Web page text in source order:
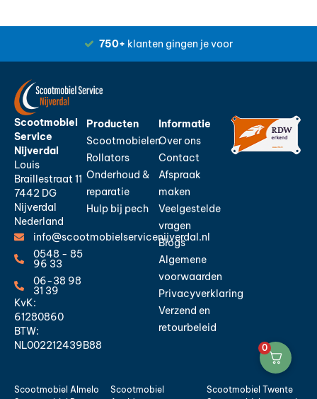
750+ klanten gingen je voor
Scootmobiel
Service
Nijverdal
Louis
Braillestraat 11
7442 DG
Nijverdal
Nederland
info@scootmobielservicenijverdal.nl
0548 - 85
96 33
06-38 98
31 39
KvK:
61280860
BTW:
NL002212439B88
Producten
Scootmobielen
Rollators
Onderhoud &
reparatie
Hulp bij pech
Informatie
Over ons
Contact
Afspraak
maken
Veelgestelde
vragen
Blogs
Algemene
voorwaarden
Privacyverklaring
Verzend en
retourbeleid
Scootmobiel Almelo
Scootmobiel
Scootmobiel Twente
0